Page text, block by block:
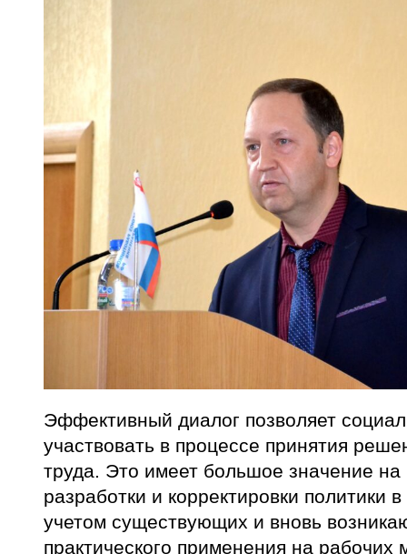
Эффективный диалог позволяет
участвовать в процессе принятия
труда. Это имеет большое значение на
разработки и корректировки политики
учетом существующих и вновь
практического применения на